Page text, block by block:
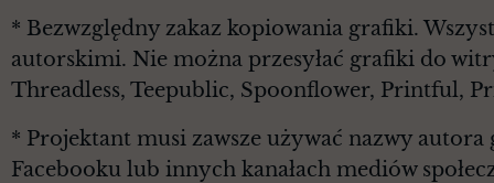
* Bezwzględny zakaz kopiowania grafiki.
autorskimi. Nie można przesyłać grafiki do
Threadless, Teepublic, Spoonflower, Printful,
* Projektant musi zawsze używać nazwy
Facebooku lub innych kanałach mediów